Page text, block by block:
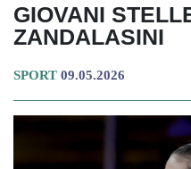
GIOVANI
ZANDALASINI
SPORT 09.05.2026